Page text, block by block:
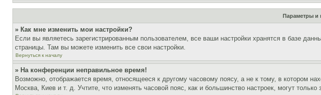
Параметры и
» Как мне изменить мои настройки?
Если вы являетесь зарегистрированным пользователем, все ваши настройки хранятся в базе
страницы. Там вы можете изменить все свои настройки.
Вернуться к началу
» На конференции неправильное время!
Возможно, отображается время, относящееся к другому часовому поясу, а не к тому, в котором
Москва, Киев и т. д. Учтите, что изменять часовой пояс, как и большинство настроек, могут